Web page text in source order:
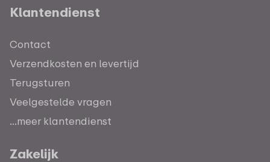
Klantendienst
Contact
Verzendkosten en levertijd
Terugsturen
Veelgestelde vragen
...meer klantendienst
Zakelijk